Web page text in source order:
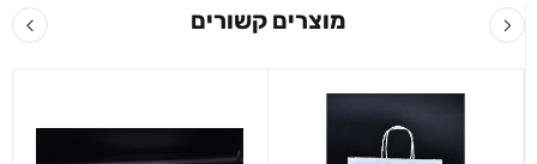
מוצרים קשורים